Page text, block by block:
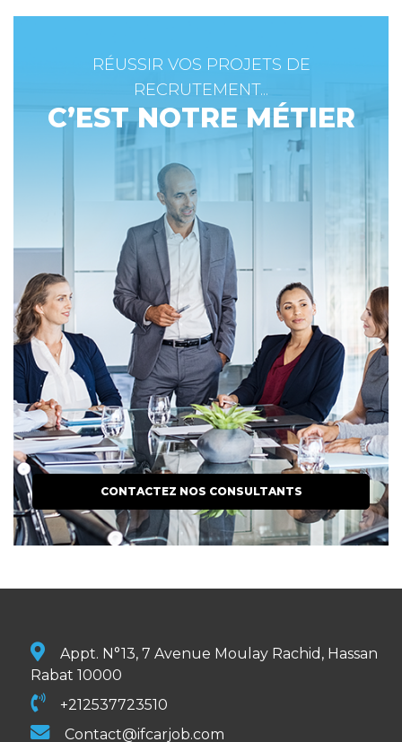
RÉUSSIR VOS PROJETS DE
RECRUTEMENT...
C’EST NOTRE MÉTIER
CONTACTEZ NOS CONSULTANTS
Appt. N°13, 7 Avenue Moulay Rachid, Hassan
Rabat 10000
+212537723510
Contact@ifcarjob.com